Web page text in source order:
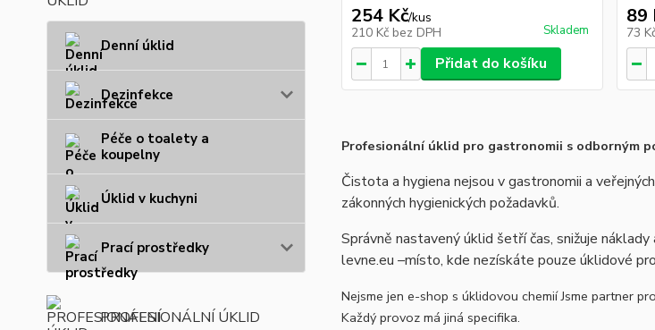
Denní úklid
Dezinfekce
Péče o toalety a
koupelny
Úklid v kuchyni
Prací prostředky
PROFESIONÁLNÍ ÚKLID
254 Kč/kus
210 Kč bez DPH Skladem
Přidat do košíku
89
73
Profesionální úklid pro gastronomii s odborným
Čistota a hygiena nejsou v gastronomii a
zákonných hygienických požadavků.
Správně nastavený úklid šetří čas, snižuje
levne.eu –místo, kde nezískáte pouze úklidové
Nejsme jen e-shop s úklidovou chemií Jsme partner
Každý provoz má jiná specifika.